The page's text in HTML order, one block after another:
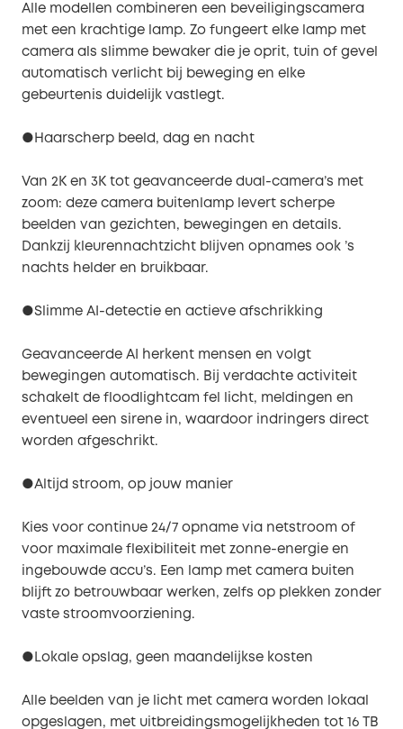
Alle modellen combineren een beveiligingscamera
met een krachtige lamp. Zo fungeert elke lamp met
camera als slimme bewaker die je oprit, tuin of gevel
automatisch verlicht bij beweging en elke
gebeurtenis duidelijk vastlegt.
●Haarscherp beeld, dag en nacht
Van 2K en 3K tot geavanceerde dual-camera’s met
zoom: deze camera buitenlamp levert scherpe
beelden van gezichten, bewegingen en details.
Dankzij kleurennachtzicht blijven opnames ook ’s
nachts helder en bruikbaar.
●Slimme AI-detectie en actieve afschrikking
Geavanceerde AI herkent mensen en volgt
bewegingen automatisch. Bij verdachte activiteit
schakelt de floodlightcam fel licht, meldingen en
eventueel een sirene in, waardoor indringers direct
worden afgeschrikt.
●Altijd stroom, op jouw manier
Kies voor continue 24/7 opname via netstroom of
voor maximale flexibiliteit met zonne-energie en
ingebouwde accu’s. Een lamp met camera buiten
blijft zo betrouwbaar werken, zelfs op plekken zonder
vaste stroomvoorziening.
●Lokale opslag, geen maandelijkse kosten
Alle beelden van je licht met camera worden lokaal
opgeslagen, met uitbreidingsmogelijkheden tot 16 TB